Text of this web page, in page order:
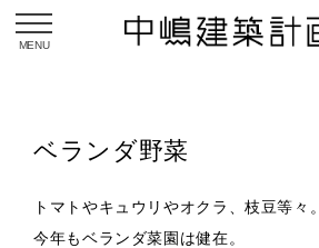
ベランダ野菜
トマトやキュウリやオクラ、枝豆等々。
今年もベランダ菜園は健在。
toggle navigation